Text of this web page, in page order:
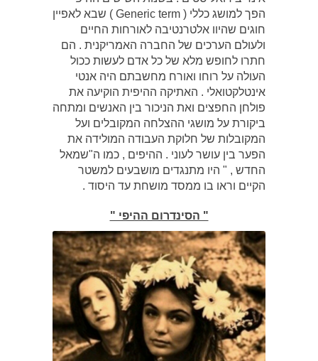
הפך למושג כללי ( Generic term ) שבא לאפיין
חוגים שהיוו אלטרנטיבה לאורחות החיים
ולעולם הערכים של החברה האמריקנית . הם
חתרו לחופש מלא של כל אדם לעשות ככול
העולה על רוחו ואורח מחשבתם היה אנטי
אינטלקטואלי . האתיקה ההיפית הוקיעה את
פולחן החפצים ואת הניכור בין האנשים ומתחה
ביקורת על מושגי ההצלחה המקובלים ועל
המקובלות של חלוקת העבודה המולידה את
הפער בין עושר לעוני . ההיפים , כמו ה"שמאל
החדש , " היו מתנגדים מושבעים למשטר
הקיים וראו בו ממסד מושחת עד היסוד .
" הסינדרום ההיפי "